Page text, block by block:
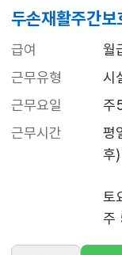
두손재활주간
급여
월
근무유형
시
근무요일
주
근무시간
평
후
토
주